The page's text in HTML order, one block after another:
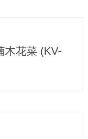
木花菜 (KV-